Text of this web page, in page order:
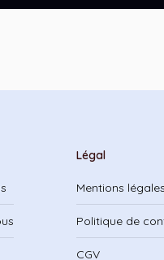
Légal
Mentions légales
Politique de
CGV